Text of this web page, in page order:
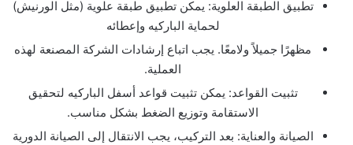
تطبيق الطبقة العلوية: يمكن تطبيق طبقة علوية (مثل الورنيش)
لحماية الباركيه وإعطائه
مظهرًا جميلاً ولامعًا. يجب اتباع إرشادات الشركة المصنعة لهذه
العملية.
تثبيت القواعد: يمكن تثبيت قواعد أسفل الباركيه لتحقيق
الاستقامة وتوزيع الضغط بشكل مناسب.
الصيانة والعناية: بعد التركيب، يجب الانتقال إلى الصيانة الدورية